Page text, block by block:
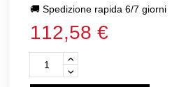
🚚Spedizione rapida 6/7 giorni
112,58 €